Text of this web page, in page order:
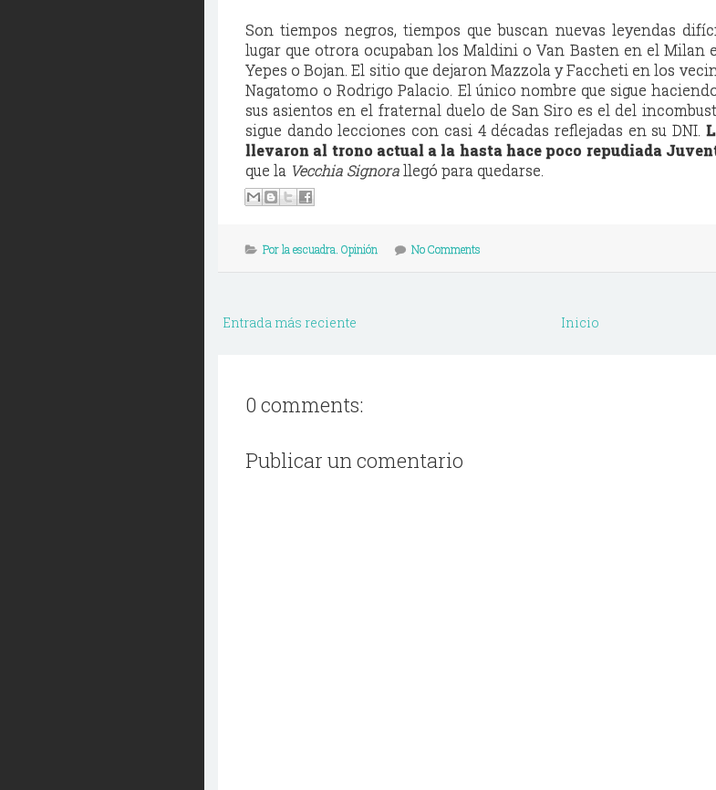
Son tiempos negros, tiempos que buscan nuevas leyendas
lugar que otrora ocupaban los Maldini o Van Basten en el Milan
Yepes o Bojan. El sitio que dejaron Mazzola y Faccheti en los
Nagatomo o Rodrigo Palacio. El único nombre que sigue
sus asientos en el fraternal duelo de San Siro es el del
sigue dando lecciones con casi 4 décadas reflejadas en su DNI.
llevaron al trono actual a la hasta hace poco repudiada
que la Vecchia Signorallegó para quedarse.
Por la escuadra. Opinión No Comments
Entrada más reciente Inicio
0 comments:
Publicar un comentario